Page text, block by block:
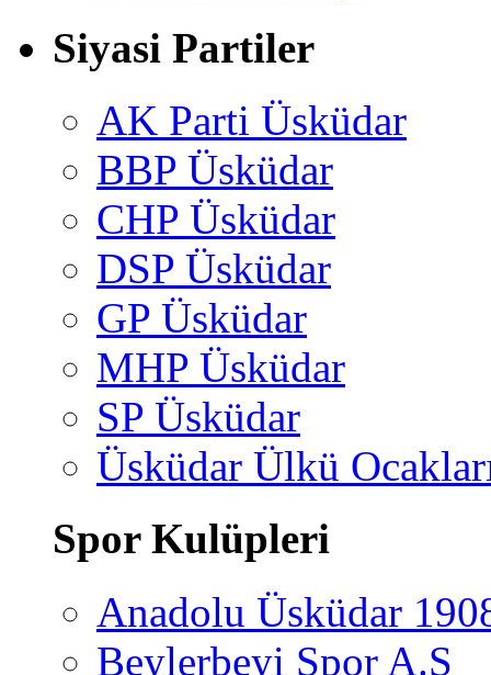
Siyasi Partiler
AK Parti Üsküdar
BBP Üsküdar
CHP Üsküdar
DSP Üsküdar
GP Üsküdar
MHP Üsküdar
SP Üsküdar
Üsküdar Ülkü
Spor Kulüpleri
Anadolu Üsküdar
Beylerbeyi Spor A.Ş